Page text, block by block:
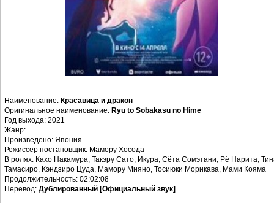
Наименование: Красавица и дракон
Оригинальное наименование: Ryu to Sobakasu no Hime
Год выхода: 2021
Жанр:
Произведено: Япония
Режиссер постановщик: Мамору Хосода
В ролях: Кахо Накамура, Такэру Сато, Икура, Сёта Сомэтани, Рё Нарита,
Тамасиро, Кэндзиро Цуда, Мамору Мияно, Тосиюки Морикава, Мами Кояма
Продолжительность: 02:02:08
Перевод: Дублированный [Официальный звук]